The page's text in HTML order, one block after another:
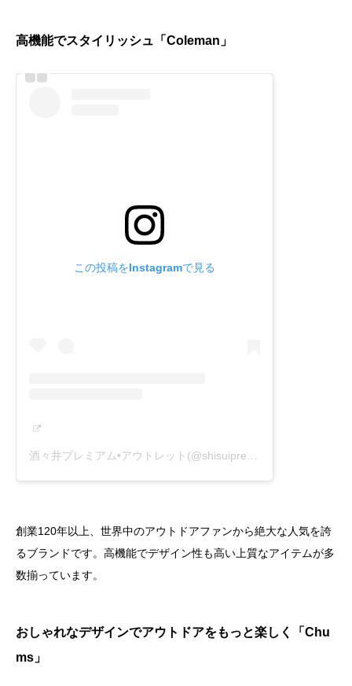
高機能でスタイリッシュ「Coleman」
この投稿をInstagramで見る
酒々井プレミアム•アウトレット(@shisuipremiumoutlets)がシェアした投稿
創業120年以上、世界中のアウトドアファンから絶大な人気を誇
るブランドです。高機能でデザイン性も高い上質なアイテムが多
数揃っています。
おしゃれなデザインでアウトドアをもっと楽しく「Chu
ms」